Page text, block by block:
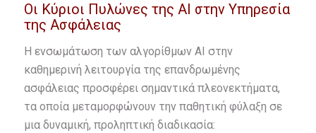
Οι Κύριοι Πυλώνες της AI στην Υπηρεσία
της Ασφάλειας
Η ενσωμάτωση των αλγορίθμων AI στην
καθημερινή λειτουργία της επανδρωμένης
ασφάλειας προσφέρει σημαντικά πλεονεκτήματα,
τα οποία μεταμορφώνουν την παθητική φύλαξη σε
μια δυναμική, προληπτική διαδικασία: